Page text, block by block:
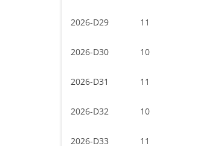
2026-D29 11
2026-D30 10
2026-D31 11
2026-D32 10
2026-D33 11